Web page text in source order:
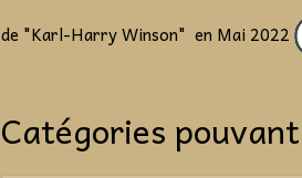
de "Karl-Harry Winson" en Mai 2022
Catégories